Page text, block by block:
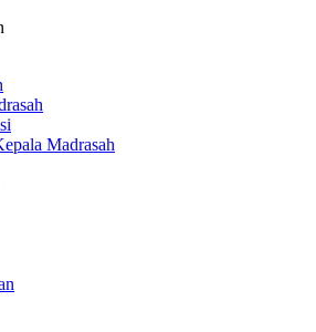
Madrasah